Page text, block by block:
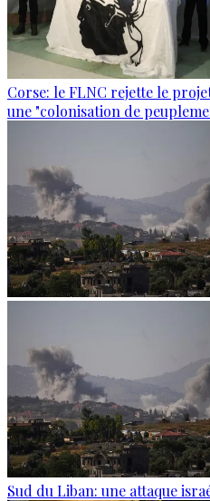
Corse: le FLNC rejette le
une "colonisation de
Sud du Liban: une attaque